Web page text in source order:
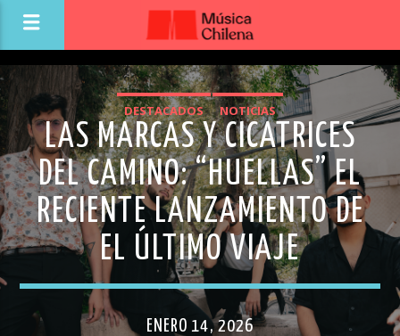
DESTACADOS NOTICIAS
LAS MARCAS Y CICATRICES
DEL CAMINO: “HUELLAS” EL
RECIENTE LANZAMIENTO DE
EL ÚLTIMO VIAJE
ENERO 14, 2026